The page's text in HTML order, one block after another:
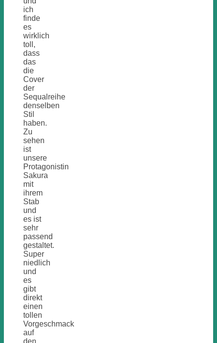
ich
finde
es
wirklich
toll,
dass
das
die
Cover
der
Sequalreihe
denselben
Stil
haben.
Zu
sehen
ist
unsere
Protagonistin
Sakura
mit
ihrem
Stab
und
es ist
sehr
passend
gestaltet.
Super
niedlich
und
es
gibt
direkt
einen
tollen
Vorgeschmack
auf